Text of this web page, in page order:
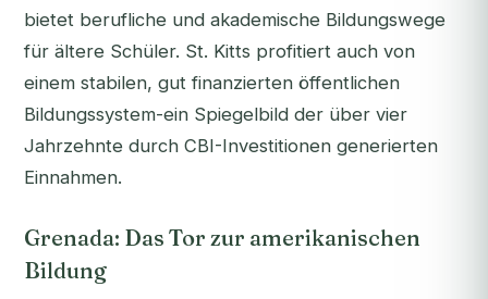
bietet berufliche und akademische Bildungswege
für ältere Schüler. St. Kitts profitiert auch von
einem stabilen, gut finanzierten öffentlichen
Bildungssystem-ein Spiegelbild der über vier
Jahrzehnte durch CBI-Investitionen generierten
Einnahmen.
Grenada: Das Tor zur amerikanischen
Bildung